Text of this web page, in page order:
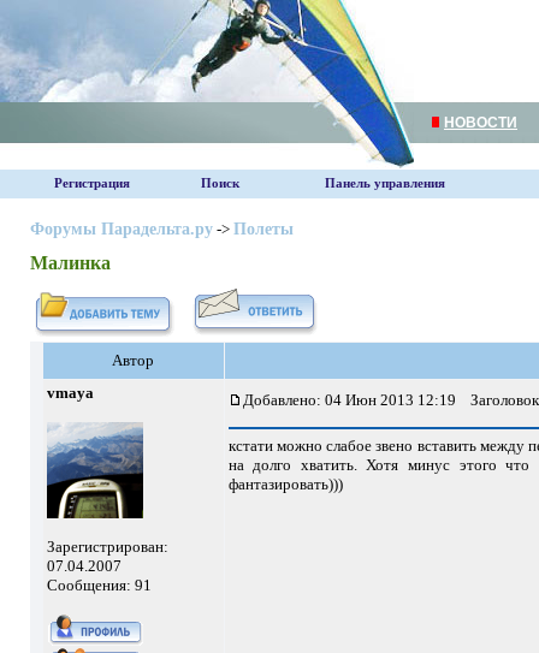
НОВОСТИ
Регистрация Поиск Панель управления
Форумы Парадельта.ру-> Полеты
Малинка
Автор
vmaya
Зарегистрирован:
07.04.2007
Сообщения: 91
Добавлено: 04 Июн 2013 12:19
кстати можно слабое звено вставить между
на долго хватить. Хотя минус этого
фантазировать)))